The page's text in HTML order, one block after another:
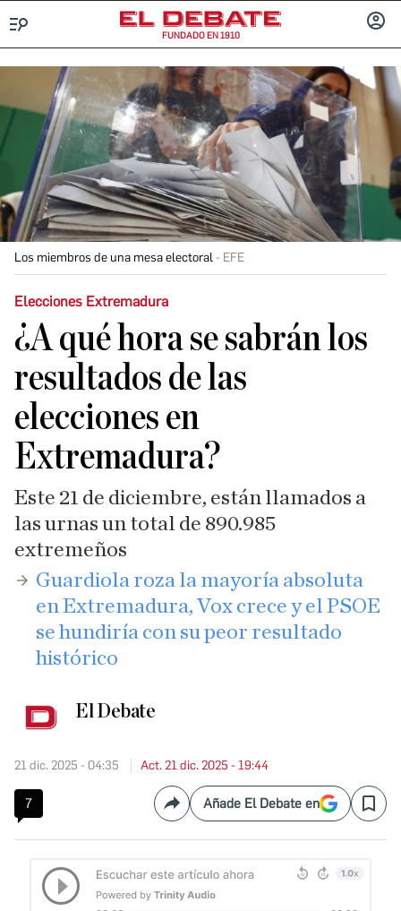
FUNDADO EN 1910
Los miembros de una mesa electoral EFE
Elecciones Extremadura
¿A qué hora se sabrán los
resultados de las
elecciones en
Extremadura?
Este 21 de diciembre, están llamados a
las urnas un total de 890.985
extremeños
​Guardiola roza la mayoría absoluta
en Extremadura, Vox crece y el PSOE
se hundiría con su peor resultado
histórico
El Debate
21 dic. 2025 - 04:35 Act. 21 dic. 2025 - 19:44
7 CompartirAñade El Debate en Save